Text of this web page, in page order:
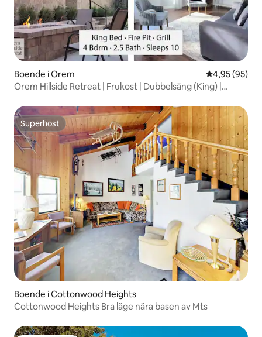
Boende i Orem 4,95 av 5 i
4,95 (95)
Orem Hillside Retreat | Frukost | Dubbelsäng (King) |
Superhost
Superhost
Boende i Cottonwood Heights
Cottonwood Heights Bra läge nära basen av Mts